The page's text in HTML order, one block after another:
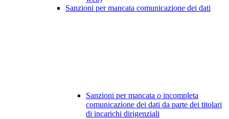
Sanzioni per mancata comunicazione dei dati
Sanzioni per mancata o incompleta
comunicazione dei dati da parte dei titolari
di incarichi dirigenziali